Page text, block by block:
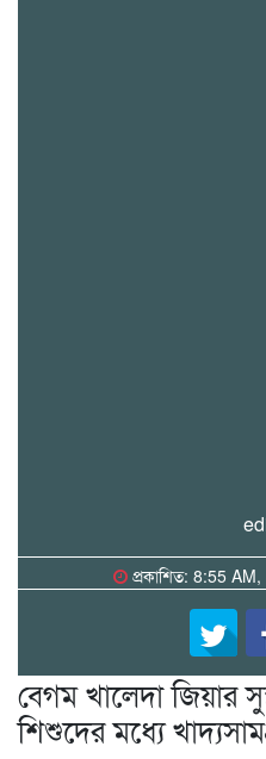
প্রকাশিত: 8:55
বেগম খালেদা জিয়ার
শিশুদের মধ্যে